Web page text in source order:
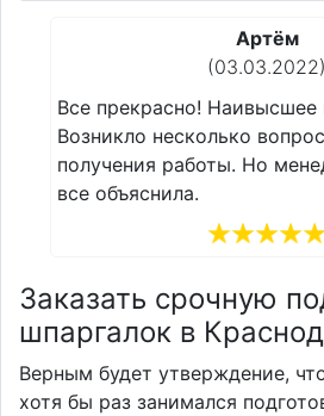
Сергей
Все прекрасно!
Возникло несколько
получения работы. Но
все объяснила.
Заказать срочную
шпаргалок в
Верным будет утверждение,
хотя бы раз занимался